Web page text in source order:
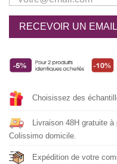
RECEVOIR UN
Choisissez des
Livraison 48H gratuite
Colissimo domicile.
Expédition de votre